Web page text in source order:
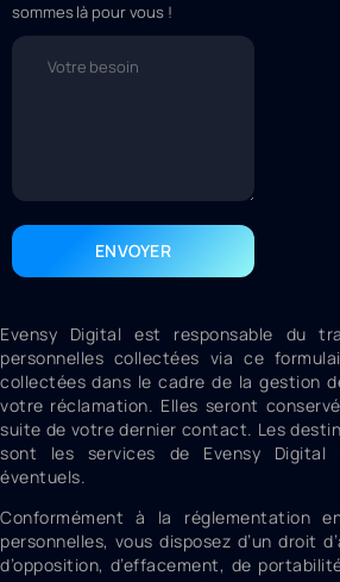
sommes là pour vous !
ENVOYER
Evensy Digital est responsable du
personnelles collectées via ce
collectées dans le cadre de la gestion
votre réclamation. Elles seront
suite de votre dernier contact. Les
sont les services de Evensy
éventuels.
Conformément à la réglementation
personnelles, vous disposez d’un droit
d’opposition, d’effacement, de